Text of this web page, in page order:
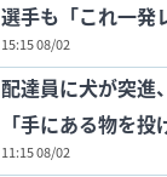
選手も「これ一発
15:15 08/02
配達員に犬が突
「手にある物を投
11:15 08/02